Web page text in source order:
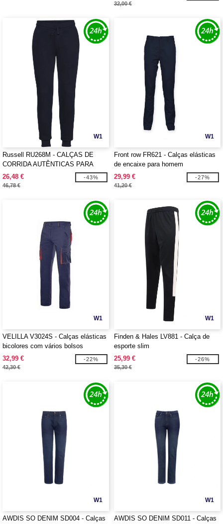
32,00 €
W1
Russell RU268M - CALÇAS DE
CORRIDA AUTÊNTICAS PARA
HOMEM
26,48 €
46,78 €
-43%
W1
Front row FR621 - Calças elásticas
de encaixe para homem
29,99 €
41,20 €
-27%
W1
VELILLA V3024S - Calças elásticas
bicolores com vários bolsos
32,99 €
42,30 €
-22%
W1
Finden & Hales LV881 - Calça de
esporte slim
25,99 €
35,30 €
-26%
W1
AWDIS SO DENIM SD004 - Calças
W1
AWDIS SO DENIM SD011 - Calças